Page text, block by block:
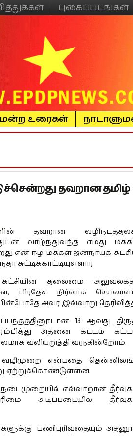
புகைப்படங்கள்
உரைகள்
தவறான தமிழ்
தவறான
வாழ்ந்துவந்த எமது
என ஈழ மக்கள் ஜனநாயக
தலைமை
பிரதேச நிர்வாக
அவர் இவ்வாறு
13 ஆவது
அதனை கட்டம்
வலியுறுத்தி வருகின்றோம்.
வழிமுறை என்பதை
ஏற்றுக்கொண்டுள்ளன.
நடைமுறையில் எவ்வாறான
அடிப்படையில்
பணிபுரிவதையும்